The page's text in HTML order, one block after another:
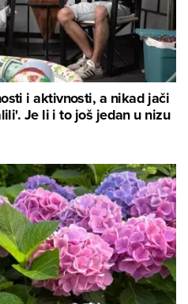
i aktivnosti, a nikad jači
Je li i to još jedan u nizu